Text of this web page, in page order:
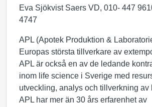
Eva Sjökvist Saers VD, 010- 447
4747
APL (Apotek Produktion &
Europas största tillverkare av
APL är också en av de ledande
inom life science i Sverige med
utveckling, analys och tillverkning av
APL har mer än 30 års erfarenhet av